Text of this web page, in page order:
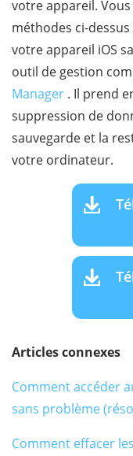
votre appareil.
méthodes ci-
votre appareil iOS
outil de gestion
Manager . Il prend
suppression de
sauvegarde et la
votre ordinateur.
Articles connexes
Comment accéder
sans problème
Comment effacer